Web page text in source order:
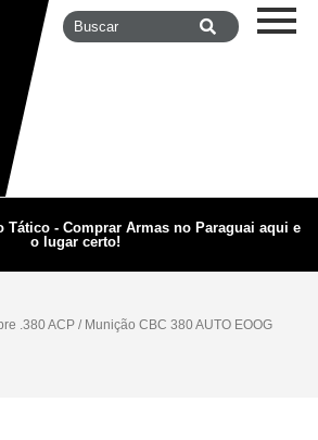
Tático - Comprar Armas no Paraguai aqui e
o lugar certo!
.380 ACP / Munição CBC 380 AUTO EOOG